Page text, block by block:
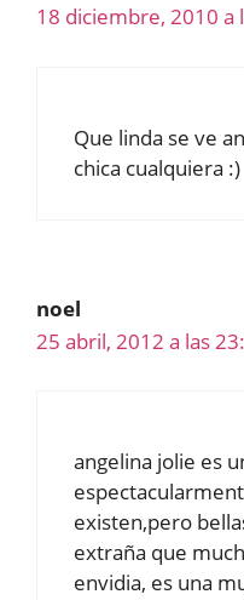
18 diciembre, 2010 a
Que linda se ve
chica cualquiera :)
noel
25 abril, 2012 a las
angelina jolie es
existen,pero
extraña que
envidia, es una